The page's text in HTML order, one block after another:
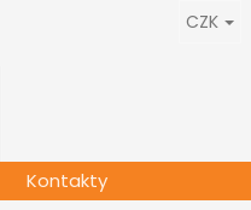
CZK
Kontakty